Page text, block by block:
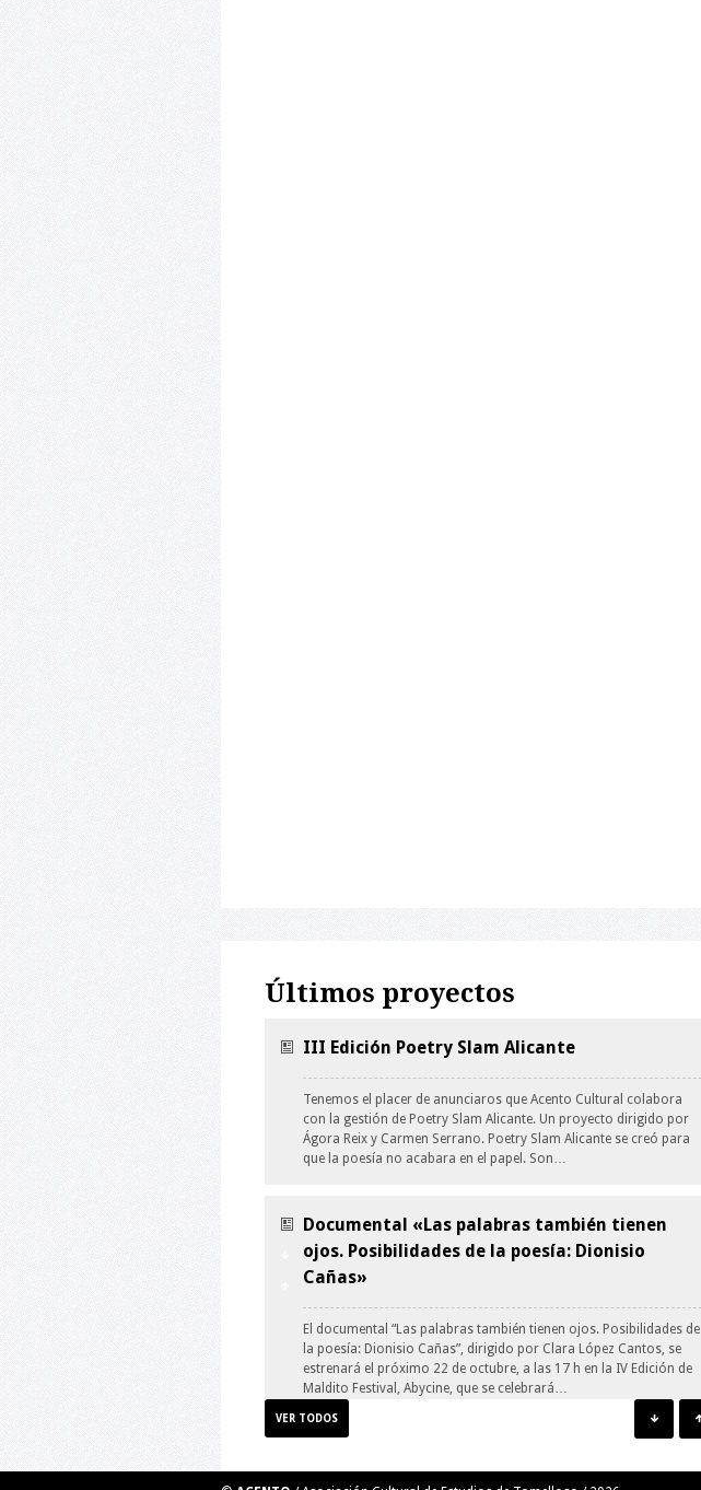
Últimos proyectos
III Edición Poetry Slam Alicante
Tenemos el placer de anunciaros que Acento Cultural colabora
con la gestión de Poetry Slam Alicante. Un proyecto dirigido por
Ágora Reix y Carmen Serrano. Poetry Slam Alicante se creó para
que la poesía no acabara en el papel. Son…
Documental «Las palabras también tienen
ojos. Posibilidades de la poesía: Dionisio
Cañas»
El documental “Las palabras también tienen ojos. Posibilidades de
la poesía: Dionisio Cañas”, dirigido por Clara López Cantos, se
estrenará el próximo 22 de octubre, a las 17 h en la IV Edición de
Maldito Festival, Abycine, que se celebrará…
VER TODOS